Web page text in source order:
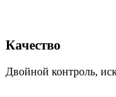
Качество
Двойной контроль,